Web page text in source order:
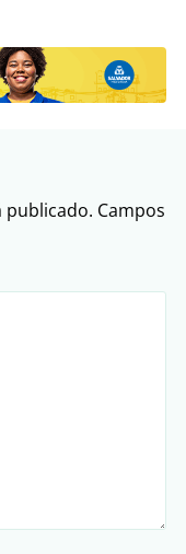
publicado. Campos